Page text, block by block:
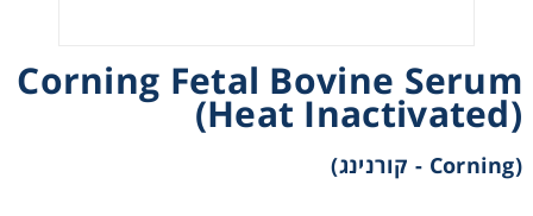
Corning Fetal Bovine Serum
(Heat Inactivated)
(Corning - קורנינג)
Pumps
Sample Preparation